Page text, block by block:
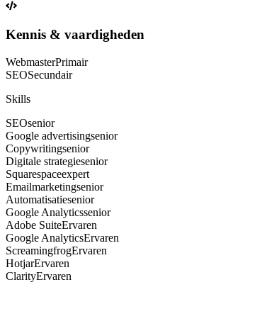
Kennis & vaardigheden
WebmasterPrimair
SEOSecundair
Skills
SEOsenior
Google advertisingsenior
Copywritingsenior
Digitale strategiesenior
Squarespaceexpert
Emailmarketingsenior
Automatisatiesenior
Google Analyticssenior
Adobe SuiteErvaren
Google AnalyticsErvaren
ScreamingfrogErvaren
HotjarErvaren
ClarityErvaren